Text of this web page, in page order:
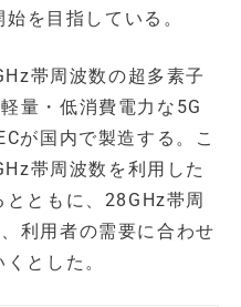
を目指している。
帯周波数の超多素子
量・低消費電力な5G
が国内で製造する。こ
帯周波数を利用した
ともに、28GHz帯周
利用者の需要に合わせ
とした。